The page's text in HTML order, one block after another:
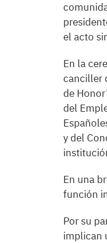
el acto
En la
canciller
de
del
y del
En una
función
Por su
implican